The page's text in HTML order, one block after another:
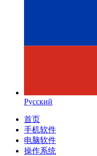
Русский
首页
手机软件
电脑软件
操作系统